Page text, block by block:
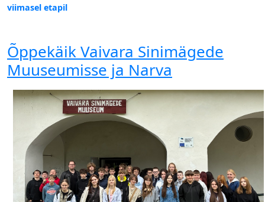
viimasel etapil
Õppekäik Vaivara Sinimägede
Muuseumisse ja Narva